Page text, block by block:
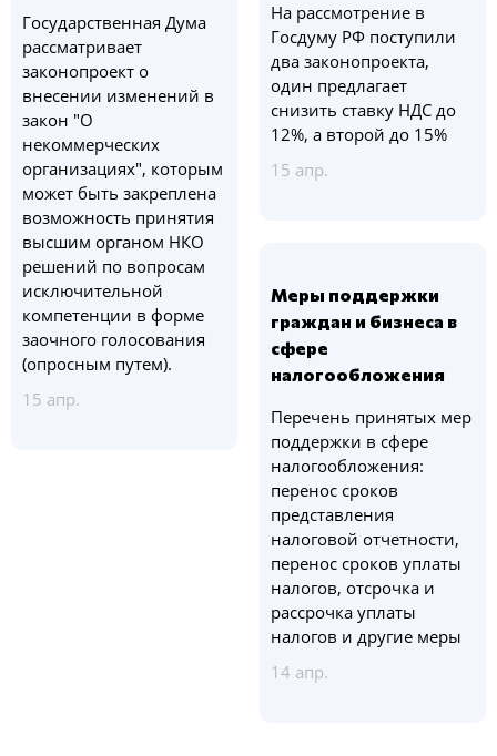
Государственная Дума
рассматривает
законопроект о
внесении изменений в
закон "О
некоммерческих
организациях", которым
может быть закреплена
возможность принятия
высшим органом НКО
решений по вопросам
исключительной
компетенции в форме
заочного голосования
(опросным путем).
15 апр.
На рассмотрение в
Госдуму РФ поступили
два законопроекта,
один предлагает
снизить ставку НДС до
12%, а второй до 15%
15 апр.
Меры поддержки
граждан и бизнеса в
сфере
налогообложения
Перечень принятых мер
поддержки в сфере
налогообложения:
перенос сроков
представления
налоговой отчетности,
перенос сроков уплаты
налогов, отсрочка и
рассрочка уплаты
налогов и другие меры
14 апр.